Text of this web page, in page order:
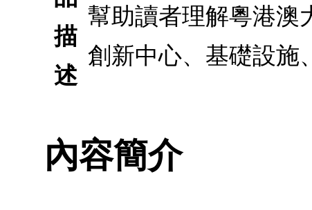
描
述
幫助讀者理解粵港澳
創新中心、基礎設施
內容簡介